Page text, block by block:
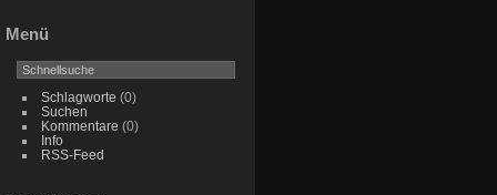
Menü
Schlagworte (0)
Suchen
Kommentare (0)
Info
RSS-Feed